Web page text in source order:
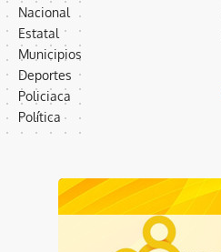
Nacional
Estatal
Municipios
Deportes
Policiaca
Política